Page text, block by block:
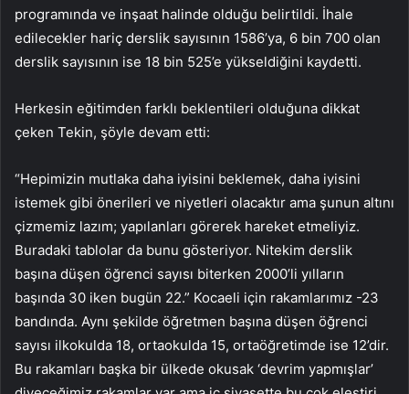
programında ve inşaat halinde olduğu belirtildi. İhale
edilecekler hariç derslik sayısının 1586’ya, 6 bin 700 olan
derslik sayısının ise 18 bin 525’e yükseldiğini kaydetti.
Herkesin eğitimden farklı beklentileri olduğuna dikkat
çeken Tekin, şöyle devam etti:
“Hepimizin mutlaka daha iyisini beklemek, daha iyisini
istemek gibi önerileri ve niyetleri olacaktır ama şunun altını
çizmemiz lazım; yapılanları görerek hareket etmeliyiz.
Buradaki tablolar da bunu gösteriyor. Nitekim derslik
başına düşen öğrenci sayısı biterken 2000’li yılların
başında 30 iken bugün 22.” Kocaeli için rakamlarımız -23
bandında. Aynı şekilde öğretmen başına düşen öğrenci
sayısı ilkokulda 18, ortaokulda 15, ortaöğretimde ise 12’dir.
Bu rakamları başka bir ülkede okusak ‘devrim yapmışlar’